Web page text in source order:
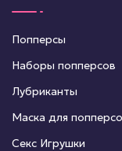
Попперсы
Наборы попперсов
Лубриканты
Маска для
Секс Игрушки